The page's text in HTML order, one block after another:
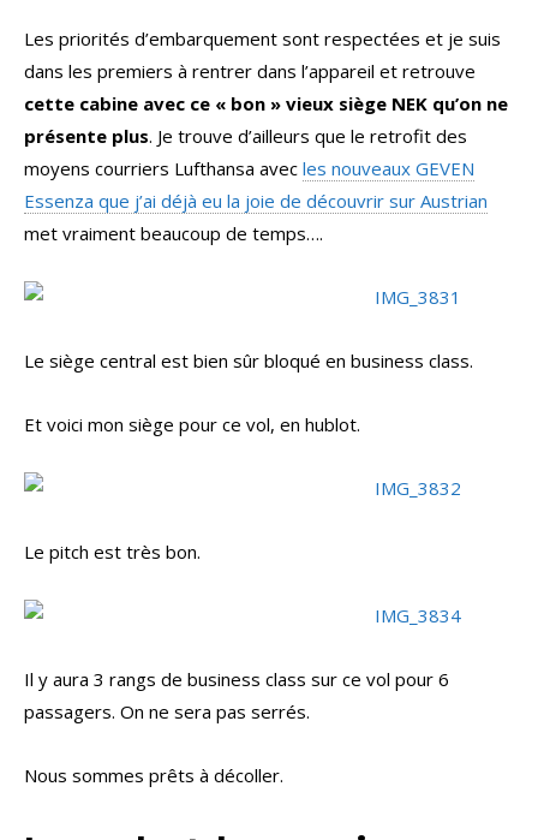
Les priorités d’embarquement sont respectées et je suis
dans les premiers à rentrer dans l’appareil et retrouve
cette cabine avec ce « bon » vieux siège NEK qu’on ne
présente plus. Je trouve d’ailleurs que le retrofit des
moyens courriers Lufthansa avec les nouveaux GEVEN
Essenza que j’ai déjà eu la joie de découvrir sur Austrian
met vraiment beaucoup de temps….
Le siège central est bien sûr bloqué en business class.
Et voici mon siège pour ce vol, en hublot.
Le pitch est très bon.
Il y aura 3 rangs de business class sur ce vol pour 6
passagers. On ne sera pas serrés.
Nous sommes prêts à décoller.